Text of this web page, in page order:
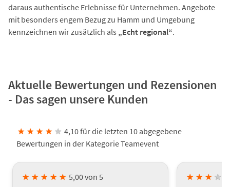
daraus authentische Erlebnisse für Unternehmen. Angebote
mit besonders engem Bezug zu Hamm und Umgebung
kennzeichnen wir zusätzlich als „Echt regional“.
Aktuelle Bewertungen und Rezensionen
- Das sagen unsere Kunden
★ ★ ★ ★ ★ 4,10 für die letzten 10 abgegebene
Bewertungen in der Kategorie Teamevent
★ ★ ★ ★ ★ 5,00 von 5 ★ ★ ★ ★